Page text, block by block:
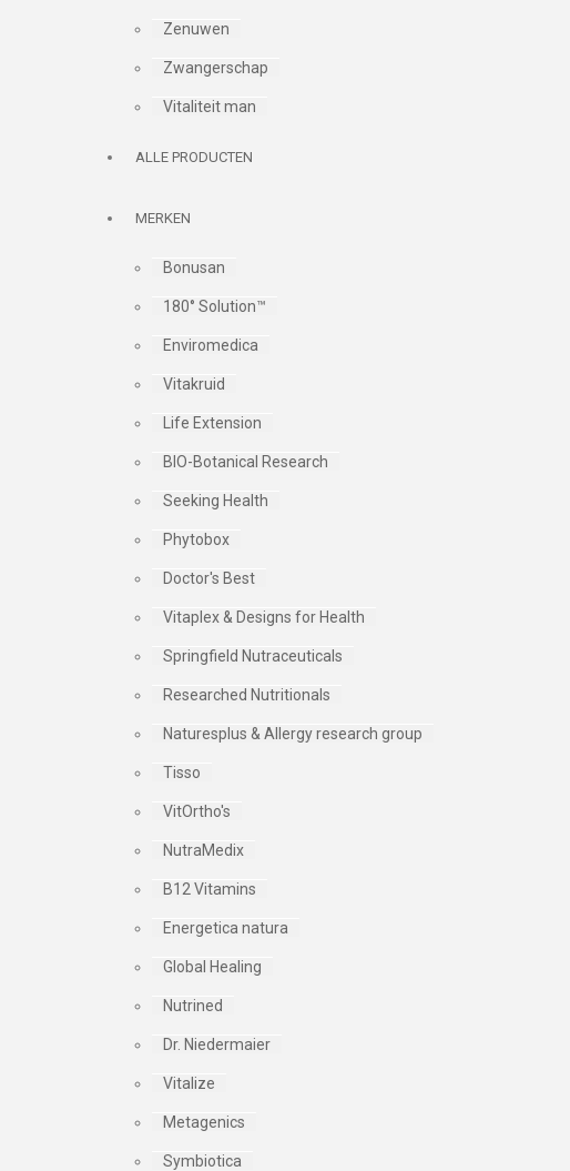
Zenuwen
Zwangerschap
Vitaliteit man
ALLE PRODUCTEN
MERKEN
Bonusan
180° Solution™
Enviromedica
Vitakruid
Life Extension
BIO-Botanical Research
Seeking Health
Phytobox
Doctor's Best
Vitaplex & Designs for Health
Springfield Nutraceuticals
Researched Nutritionals
Naturesplus & Allergy research group
Tisso
VitOrtho's
NutraMedix
B12 Vitamins
Energetica natura
Global Healing
Nutrined
Dr. Niedermaier
Vitalize
Metagenics
Symbiotica